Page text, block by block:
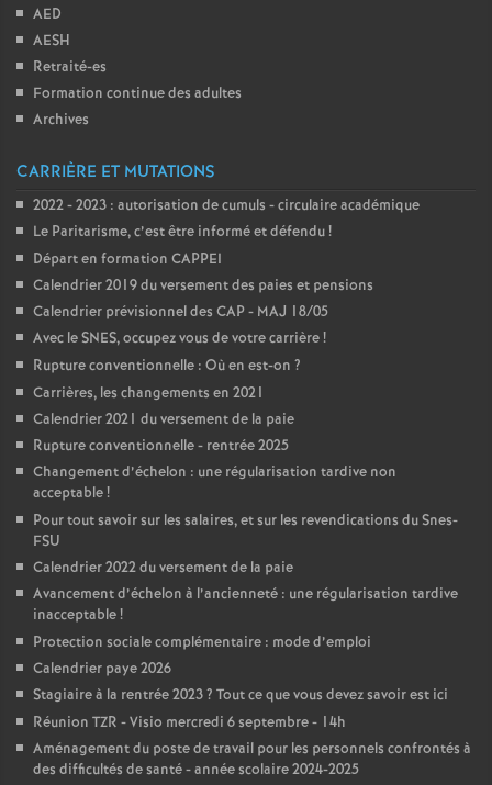
AED
AESH
Retraité-es
Formation continue des adultes
Archives
CARRIÈRE ET MUTATIONS
2022 - 2023 : autorisation de cumuls - circulaire académique
Le Paritarisme, c’est être informé et défendu!
Départ en formation CAPPEI
Calendrier 2019 du versement des paies et pensions
Calendrier prévisionnel des CAP - MAJ 18/05
Avec le SNES, occupez vous de votre carrière!
Rupture conventionnelle : Où en est-on ?
Carrières, les changements en 2021
Calendrier 2021 du versement de la paie
Rupture conventionnelle - rentrée 2025
Changement d’échelon : une régularisation tardive non
acceptable!
Pour tout savoir sur les salaires, et sur les revendications du Snes-
FSU
Calendrier 2022 du versement de la paie
Avancement d’échelon à l’ancienneté : une régularisation tardive
inacceptable!
Protection sociale complémentaire : mode d’emploi
Calendrier paye 2026
Stagiaire à la rentrée 2023? Tout ce que vous devez savoir est ici
Réunion TZR - Visio mercredi 6 septembre - 14h
Aménagement du poste de travail pour les personnels confrontés à
des difficultés de santé - année scolaire 2024-2025